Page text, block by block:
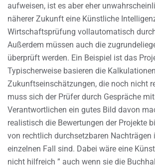
aufweisen, ist es aber eher
näherer Zukunft eine Künstliche
Wirtschaftsprüfung vollautomatisch
Außerdem müssen auch die
überprüft werden. Ein Beispiel ist das
Typischerweise basieren die
Zukunftseinschätzungen, die noch nicht
muss sich der Prüfer durch Gespräche
Verantwortlichen ein gutes Bild davon
realistisch die Bewertungen der Projekte
von rechtlich durchsetzbaren Nachträgen
einzelnen Fall sind. Dabei wäre eine
nicht hilfreich ” auch wenn sie die